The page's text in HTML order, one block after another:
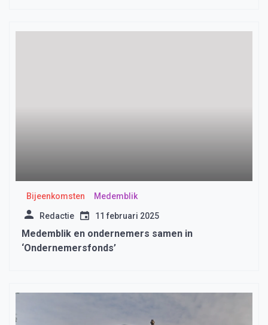
Bijeenkomsten Medemblik
Redactie 11 februari 2025
Medemblik en ondernemers samen in
‘Ondernemersfonds’